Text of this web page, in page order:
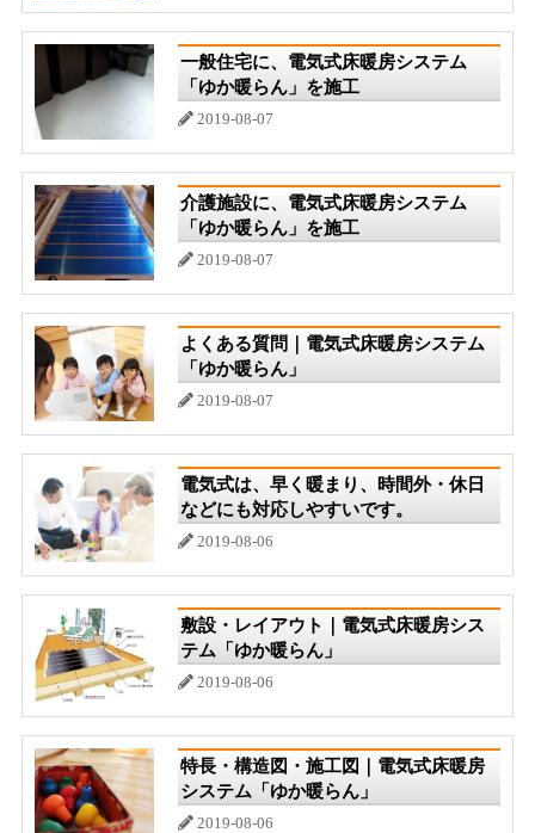
一般住宅に、電気式床暖房システム
「ゆか暖らん」を施工
2019-08-07
介護施設に、電気式床暖房システム
「ゆか暖らん」を施工
2019-08-07
よくある質問｜電気式床暖房システム
「ゆか暖らん」
2019-08-07
電気式は、早く暖まり、時間外・休日
などにも対応しやすいです。
2019-08-06
敷設・レイアウト｜電気式床暖房シス
テム「ゆか暖らん」
2019-08-06
特長・構造図・施工図｜電気式床暖房
システム「ゆか暖らん」
2019-08-06